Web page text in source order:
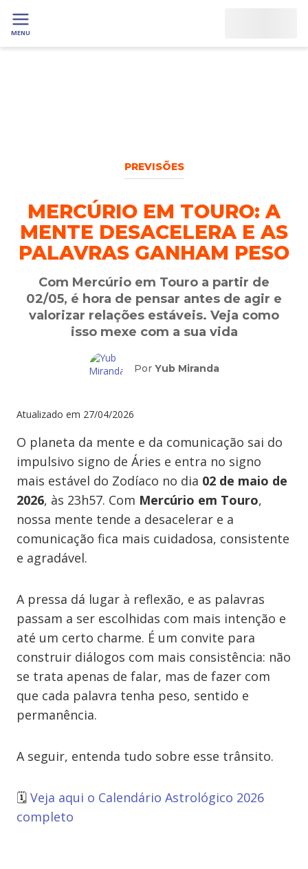
MENU
PREVISÕES
MERCÚRIO EM TOURO: A
MENTE DESACELERA E AS
PALAVRAS GANHAM PESO
Com Mercúrio em Touro a partir de
02/05, é hora de pensar antes de agir e
valorizar relações estáveis. Veja como
isso mexe com a sua vida
Por Yub Miranda
Atualizado em 27/04/2026
O planeta da mente e da comunicação sai do
impulsivo signo de Áries e entra no signo
mais estável do Zodíaco no dia 02 de maio de
2026, às 23h57. Com Mercúrio em Touro,
nossa mente tende a desacelerar e a
comunicação fica mais cuidadosa, consistente
e agradável.
A pressa dá lugar à reflexão, e as palavras
passam a ser escolhidas com mais intenção e
até um certo charme. É um convite para
construir diálogos com mais consistência: não
se trata apenas de falar, mas de fazer com
que cada palavra tenha peso, sentido e
permanência.
A seguir, entenda tudo sobre esse trânsito.
🗓️ Veja aqui o Calendário Astrológico 2026
completo